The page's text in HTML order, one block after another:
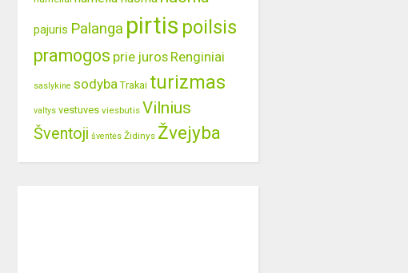
pajuris Palanga pirtis poilsis
pramogos prie juros Renginiai
saslykine sodyba Trakai turizmas
valtys vestuves viesbutis Vilnius
Šventoji šventės Židinys Žvejyba